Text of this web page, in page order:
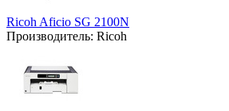
Ricoh Aficio SG 2100N
Производитель: Ricoh